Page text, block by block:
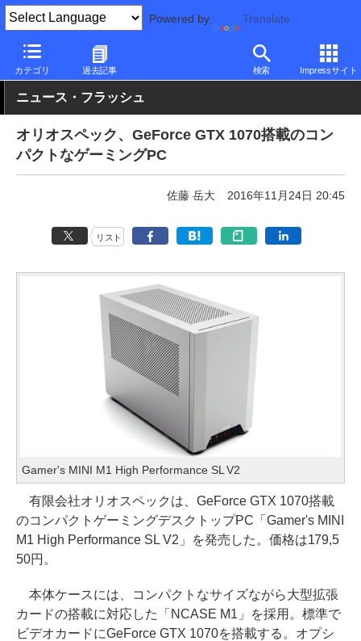
Powered by Translate
カテゴリ 過去記事 検索 Impressサイト
PC Watch パソコン/タブレット/スマートフォン ゲーミングパソ
ニュース・フラッシュ
オリオスペック、GeForce GTX 1070搭載のコン
パクトなゲーミングPC
佐藤 岳大 2016年11月24日 20:45
リスト
Gamer's MINI M1 High Performance SL V2
有限会社オリオスペックは、GeForce GTX 1070搭載
のコンパクトゲーミングデスクトップPC「Gamer's MINI
M1 High Performance SL V2」を発売した。価格は179,5
50円。
本体ケースには、コンパクトなサイズながら大型拡張
カードの搭載に対応した「NCASE M1」を採用。標準で
ビデオカードにGeForce GTX 1070を搭載する。オプシ